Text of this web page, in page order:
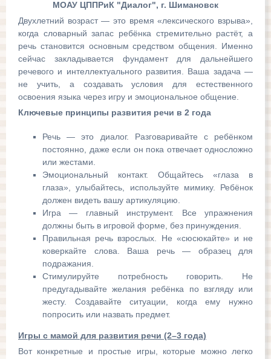
МОАУ ЦППРиК "Диалог", г. Шимановск
Двухлетний возраст — это время «лексического взрыва»,
когда словарный запас ребёнка стремительно растёт, а
речь становится основным средством общения. Именно
сейчас закладывается фундамент для дальнейшего
речевого и интеллектуального развития. Ваша задача —
не учить, а создавать условия для естественного
освоения языка через игру и эмоциональное общение.
Ключевые принципы развития речи в 2 года
Речь — это диалог. Разговаривайте с ребёнком
постоянно, даже если он пока отвечает односложно
или жестами.
Эмоциональный контакт. Общайтесь «глаза в
глаза», улыбайтесь, используйте мимику. Ребёнок
должен видеть вашу артикуляцию.
Игра — главный инструмент. Все упражнения
должны быть в игровой форме, без принуждения.
Правильная речь взрослых. Не «сюсюкайте» и не
коверкайте слова. Ваша речь — образец для
подражания.
Стимулируйте потребность говорить. Не
предугадывайте желания ребёнка по взгляду или
жесту. Создавайте ситуации, когда ему нужно
попросить или назвать предмет.
Игры с мамой для развития речи (2–3 года)
Вот конкретные и простые игры, которые можно легко